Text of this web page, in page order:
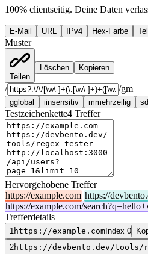
100% clientseitig. Deine Daten
E-Mail URL IPv4 Hex-Farbe
Muster
Teilen
Löschen Kopieren
/ /gm
gglobal iinsensitiv mmehrzeilig s
Testzeichenkette4 Treffer
Hervorgehobene Treffer
https://example.com https://
https://example.com/
Trefferdetails
1 https://example.com Index 0
2https://devbento.dev/tools/